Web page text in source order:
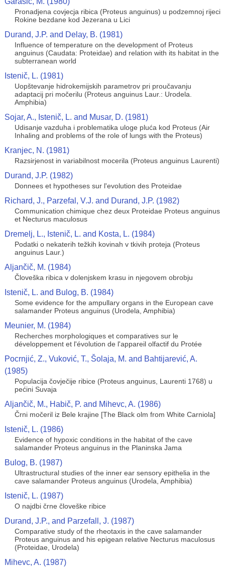
Pronadjena covjecja ribica (Proteus anguinus) u podzemnoj rijeci
Rokine bezdane kod Jezerana u Lici
Durand, J.P. and Delay, B. (1981)
Influence of temperature on the development of Proteus
anguinus (Caudata: Proteidae) and relation with its habitat in the
subterranean world
Istenič, L. (1981)
Uopštevanje hidrokemijskih parametrov pri proučavanju
adaptacij pri močerilu (Proteus anguinus Laur.: Urodela.
Amphibia)
Sojar, A., Istenič, L. and Musar, D. (1981)
Udisanje vazduha i problematika uloge pluća kod Proteus (Air
Inhaling and problems of the role of lungs with the Proteus)
Kranjec, N. (1981)
Razsirjenost in variabilnost mocerila (Proteus anguinus Laurenti)
Durand, J.P. (1982)
Donnees et hypotheses sur l'evolution des Proteidae
Richard, J., Parzefal, V.J. and Durand, J.P. (1982)
Communication chimique chez deux Proteidae Proteus anguinus
et Necturus maculosus
Dremelj, L., Istenič, L. and Kosta, L. (1984)
Podatki o nekaterih težkih kovinah v tkivih proteja (Proteus
anguinus Laur.)
Aljančič, M. (1984)
Človeška ribica v dolenjskem krasu in njegovem obrobju
Istenič, L. and Bulog, B. (1984)
Some evidence for the ampullary organs in the European cave
salamander Proteus anguinus (Urodela, Amphibia)
Meunier, M. (1984)
Recherches morphologiques et comparatives sur le
développement et l'évolution de l'appareil olfactif du Protée
Pocrnjić, Z., Vuković, T., Šolaja, M. and Bahtijarević, A.
(1985)
Populacija čovječije ribice (Proteus anguinus, Laurenti 1768) u
pećini Suvaja
Aljančič, M., Habič, P. and Mihevc, A. (1986)
Črni močeril iz Bele krajine [The Black olm from White Carniola]
Istenič, L. (1986)
Evidence of hypoxic conditions in the habitat of the cave
salamander Proteus anguinus in the Planinska Jama
Bulog, B. (1987)
Ultrastructural studies of the inner ear sensory epithelia in the
cave salamander Proteus anguinus (Urodela, Amphibia)
Istenič, L. (1987)
O najdbi črne človeške ribice
Durand, J.P., and Parzefall, J. (1987)
Comparative study of the rheotaxis in the cave salamander
Proteus anguinus and his epigean relative Necturus maculosus
(Proteidae, Urodela)
Mihevc, A. (1987)